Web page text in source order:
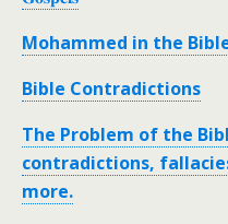
Mohammed in the
Bible Contradictions
The Problem of the
contradictions,
more.